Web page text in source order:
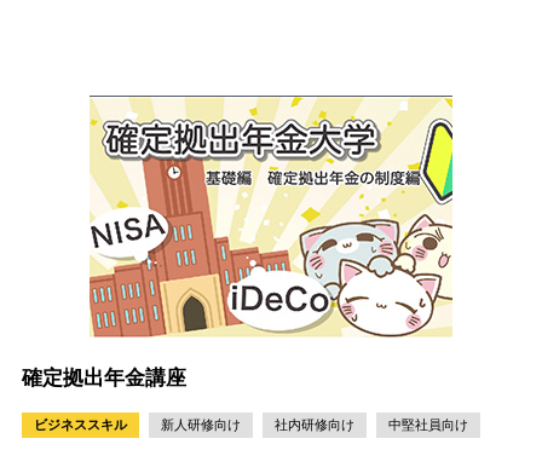
確定拠出年金講座
ビジネススキル 新人研修向け 社内研修向け 中堅社員向け